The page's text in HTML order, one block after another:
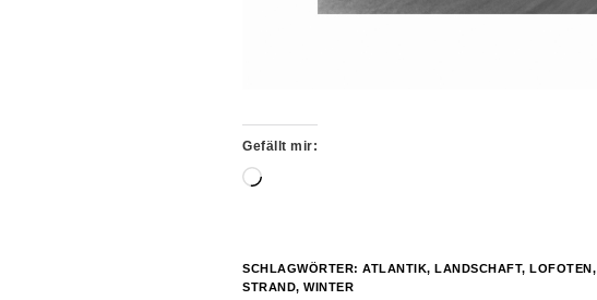
Gefällt mir:
Wird
SCHLAGWÖRTER: ATLANTIK, LANDSCHAFT, LOFOTEN,
STRAND, WINTER